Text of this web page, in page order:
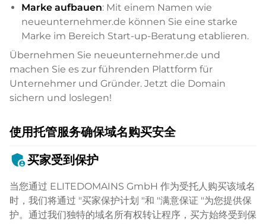
Marke aufbauen: Mit einem Namen wie
neueunternehmer.de können Sie eine starke
Marke im Bereich Start-up-Beratung etablieren.
Übernehmen Sie neueunternehmer.de und
machen Sie es zur führenden Plattform für
Unternehmer und Gründer. Jetzt die Domain
sichern und loslegen!
使用托管服务确保域名购买安全
admin_panel_settings买家受到保护
当您通过 ELITEDOMAINS GmbH 作为受托人购买该域名
时，我们将通过 "买家保护计划 "和 "满意保证 "为您提供保
护。通过我们独特的域名所有权转让程序，买方始终受到保